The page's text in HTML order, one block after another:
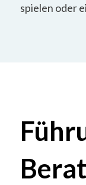
spielen oder